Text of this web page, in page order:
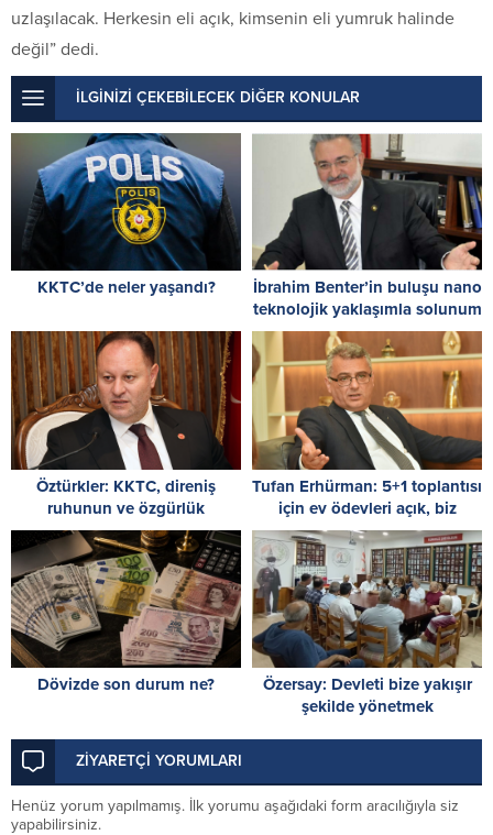
uzlaşılacak. Herkesin eli açık, kimsenin eli yumruk halinde
değil” dedi.
İLGİNİZİ ÇEKEBİLECEK DİĞER KONULAR
KKTC’de neler yaşandı?
İbrahim Benter’in buluşu nano
teknolojik yaklaşımla solunum
sistemi hastalıklarına çare
oluyor
Öztürkler: KKTC, direniş
ruhunun ve özgürlük
mücadelesinin en büyük
eseridir
Tufan Erhürman: 5+1 toplantısı
için ev ödevleri açık, biz
hazırız
Dövizde son durum ne?
Özersay: Devleti bize yakışır
şekilde yönetmek
ZİYARETÇİ YORUMLARI
Henüz yorum yapılmamış. İlk yorumu aşağıdaki form aracılığıyla siz
yapabilirsiniz.